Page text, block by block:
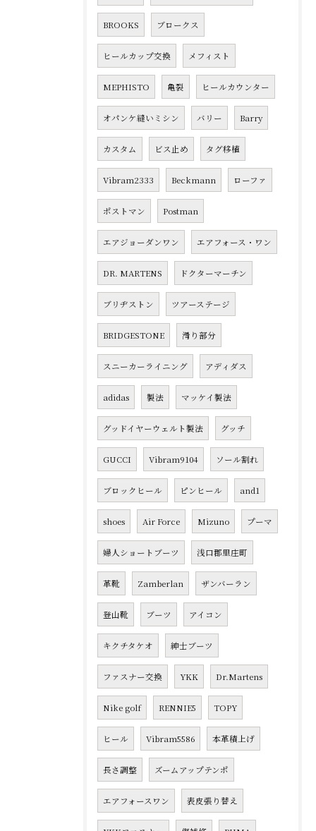
BROOKS ブロークス
ヒールカップ交換 メフィスト
MEPHISTO 亀裂 ヒールカウンター
オパンケ縫いミシン バリー Barry
カスタム ビス止め タグ移植
Vibram2333 Beckmann ローファ
ポストマン Postman
エアジョーダンワン エアフォース・ワン
DR. MARTENS ドクターマーチン
ブリヂストン ツアーステージ
BRIDGESTONE 滑り部分
スニーカーライニング アディダス
adidas 製法 マッケイ製法
グッドイヤーウェルト製法 グッチ
GUCCI Vibram9104 ソール割れ
ブロックヒール ピンヒール and1
shoes Air Force Mizuno プーマ
婦人ショートブーツ 浅口郡里庄町
革靴 Zamberlan ザンバーラン
登山靴 ブーツ アイコン
キクチタケオ 紳士ブーツ
ファスナー交換 YKK Dr.Martens
Nike golf RENNIE5 TOPY
ヒール Vibram5586 本革積上げ
長さ調整 ズームアップテンポ
エアフォースワン 表皮張り替え